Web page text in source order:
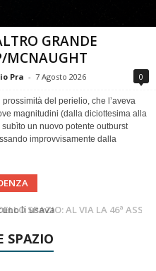
GRANDE
MCNAUGHT
Pra - 7 Agosto 2026 0
del perielio, che l’aveva
magnitudini (dalla diciottesima alla
un nuovo potente outburst
improvvisamente dalla
FIRENZE CAPITALE MONDIALE DELLO SPAZIO: AL VIA LA 46ª ASSEMBLEA SCIENTIFICA DEL COSPAR
Agosto 2026
SPAZIO